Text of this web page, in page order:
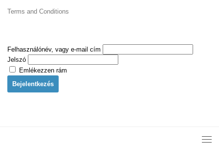
Terms and Conditions
Felhasználónév, vagy e-mail cím
Jelszó
Emlékezzen rám